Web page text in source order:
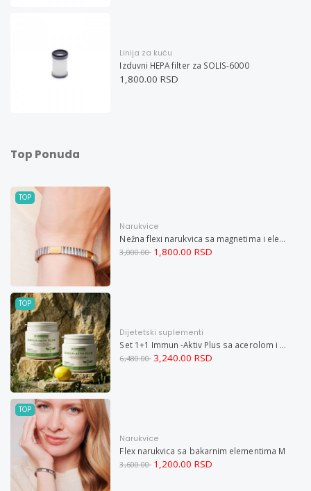
Linija za kuću
Izduvni HEPA filter za SOLIS-6000
1,800.00 RSD
Top Ponuda
TOP
Narukvice
Nežna flexi narukvica sa magnetima i elementima u boji zlata i bakrom M
3,000.00 1,800.00 RSD
TOP
Dijetetski suplementi
Set 1+1 Immun -Aktiv Plus sa acerolom i cinkom
6,480.00 3,240.00 RSD
TOP
Narukvice
Flex narukvica sa bakarnim elementima M
3,600.00 1,200.00 RSD